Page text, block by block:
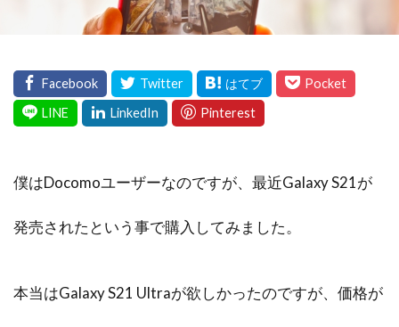
僕はDocomoユーザーなのですが、最近Galaxy S21が
発売されたという事で購入してみました。
本当はGalaxy S21 Ultraが欲しかったのですが、価格が